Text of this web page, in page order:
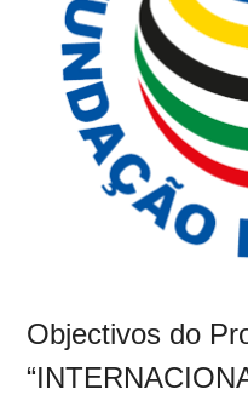
Objectivos do